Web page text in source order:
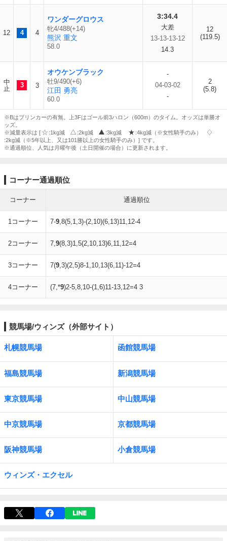
12 4 4
ワンダーグロウス
牝4/488(+14)
熊沢 重文
58.0
3:34.4
大差
13-13-13-12
14.3
12
(119.5)
中
止
3 3
オウケンブラック
牡9/490(+6)
江田 勇亮
60.0
-
04-03-02
-
2
(5.8)
※Bはブリンカーの有無。上3Fはゴール前3ハロン（600m）のタイム。オッズは単勝オ
ッズ。
※減量表示は [
:1kg減 :2kg減 :3kg減
:4kg減（※女性騎手のみ）
:2kg減（※5年以上、又は101勝以上の女性騎手のみ）] です。
※通過順位、人気は月曜午後（土日開催の場合）に更新されます。
コーナー通過順位
コーナー 通過順位
1コーナー 7-9,8(5,1,3)-(2,10)(6,13)11,12-4
2コーナー 7,9(8,3)1,5(2,10,13)6,11,12=4
3コーナー 7(9,3)(2,5)8-1,10,13(6,11)-12=4
4コーナー (7,*9)2-5,8,10-(1,6)11-13,12=4 3
競馬場/ウィンズ（外部サイト）
札幌競馬場 函館競馬場
福島競馬場 新潟競馬場
東京競馬場 中山競馬場
中京競馬場 京都競馬場
阪神競馬場 小倉競馬場
ウィンズ・エクセル